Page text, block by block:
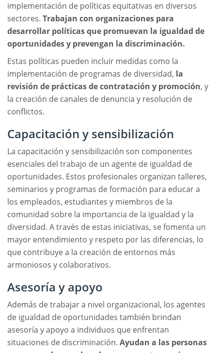
implementación de políticas equitativas en diversos
sectores. Trabajan con organizaciones para
desarrollar políticas que promuevan la igualdad de
oportunidades y prevengan la discriminación.
Estas políticas pueden incluir medidas como la
implementación de programas de diversidad, la
revisión de prácticas de contratación y promoción, y
la creación de canales de denuncia y resolución de
conflictos.
Capacitación y sensibilización
La capacitación y sensibilización son componentes
esenciales del trabajo de un agente de igualdad de
oportunidades. Estos profesionales organizan talleres,
seminarios y programas de formación para educar a
los empleados, estudiantes y miembros de la
comunidad sobre la importancia de la igualdad y la
diversidad. A través de estas iniciativas, se fomenta un
mayor entendimiento y respeto por las diferencias, lo
que contribuye a la creación de entornos más
armoniosos y colaborativos.
Asesoría y apoyo
Además de trabajar a nivel organizacional, los agentes
de igualdad de oportunidades también brindan
asesoría y apoyo a individuos que enfrentan
situaciones de discriminación. Ayudan a las personas